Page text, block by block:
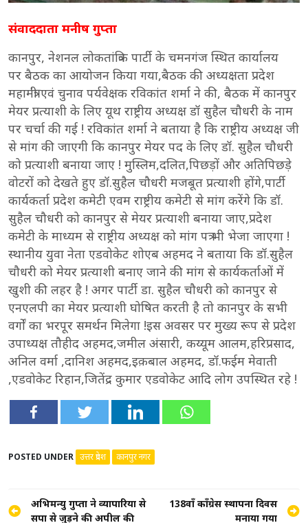
संवाददाता मनीष गुप्ता
कानपुर, नेशनल लोकतांत्रिक पार्टी के चमनगंज स्थित कार्यालय
पर बैठक का आयोजन किया गया,बैठक की अध्यक्षता प्रदेश
महामंत्री एवं चुनाव पर्यवेक्षक रविकांत शर्मा ने की, बैठक में कानपुर
मेयर प्रत्याशी के लिए यूथ राष्ट्रीय अध्यक्ष डॉ सुहैल चौधरी के नाम
पर चर्चा की गई ! रविकांत शर्मा ने बताया है कि राष्ट्रीय अध्यक्ष जी
से मांग की जाएगी कि कानपुर मेयर पद के लिए डॉ. सुहैल चौधरी
को प्रत्याशी बनाया जाए ! मुस्लिम,दलित,पिछड़ों और अतिपिछड़े
वोटरों को देखते हुए डॉ.सुहैल चौधरी मजबूत प्रत्याशी होंगे,पार्टी
कार्यकर्ता प्रदेश कमेटी एवम राष्ट्रीय कमेटी से मांग करेंगे कि डॉ.
सुहैल चौधरी को कानपुर से मेयर प्रत्याशी बनाया जाए,प्रदेश
कमेटी के माध्यम से राष्ट्रीय अध्यक्ष को मांग पत्र भी भेजा जाएगा !
स्थानीय युवा नेता एडवोकेट शोएब अहमद ने बताया कि डॉ.सुहैल
चौधरी को मेयर प्रत्याशी बनाए जाने की मांग से कार्यकर्ताओं में
खुशी की लहर है ! अगर पार्टी डा. सुहैल चौधरी को कानपुर से
एनएलपी का मेयर प्रत्याशी घोषित करती है तो कानपुर के सभी
वर्गों का भरपूर समर्थन मिलेगा !इस अवसर पर मुख्य रूप से प्रदेश
उपाध्यक्ष तौहीद अहमद,जमील अंसारी, कय्यूम आलम,हरिप्रसाद,
अनिल वर्मा ,दानिश अहमद,इक़बाल अहमद, डॉ.फईम मेवाती
,एडवोकेट रिहान,जितेंद्र कुमार एडवोकेट आदि लोग उपस्थित रहे !
POSTED UNDER उत्तर प्रदेश कानपुर नगर
Postअभिमन्यु गुप्ता ने व्यापारियों से
सपा से जुड़ने की अपील की
138वाँ काँग्रेस स्थापना दिवस
मनाया गया